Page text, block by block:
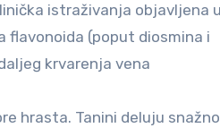
istraživanja objavljena
flavonoida (poput diosmina i
krvarenja vena
hrasta. Tanini deluju snažno